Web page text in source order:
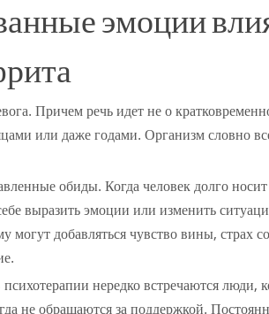
эмоции
Причем речь идет не о
или даже годами. Организм словно
обиды. Когда человек долго носит
выразить эмоции или изменить
могут добавляться чувство вины,
нередко встречаются люди,
не обращаются за поддержкой.